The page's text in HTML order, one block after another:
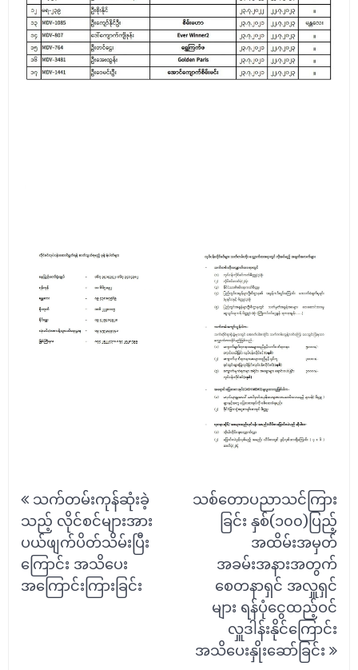
Post
navigation
သက်တမ်းကုန်ဆုံးခဲ့
သည့် လိုင်စင်များအား
ပယ်ဖျက်ပိတ်သိမ်းပြီး
ကြောင်း အသိပေး
အကြောင်းကြားခြင်း
သစ်တောပညာသင်ကြား
ခြင်း နှစ်(၁၀၀)ပြည့်
အထိမ်းအမှတ်
အခမ်းအနားအတွက်
စေတနာရှင် အလှူရှင်
များ ရန်ပုံငွေထည့်ဝင်
လှူဒါန်းနိုင်ကြောင်း
အသိပေးနှိုးဆော်ခြင်း